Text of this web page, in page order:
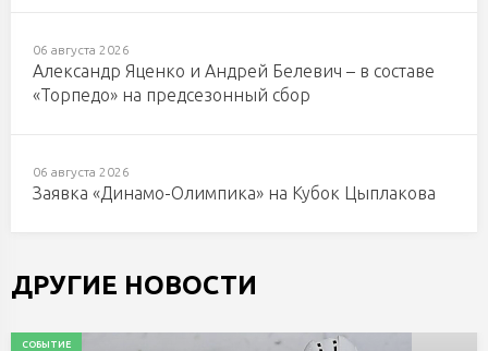
06 августа 2026
Александр Яценко и Андрей Белевич – в составе
«Торпедо» на предсезонный сбор
06 августа 2026
Заявка «Динамо-Олимпика» на Кубок Цыплакова
ДРУГИЕ НОВОСТИ
СОБЫТИЕ